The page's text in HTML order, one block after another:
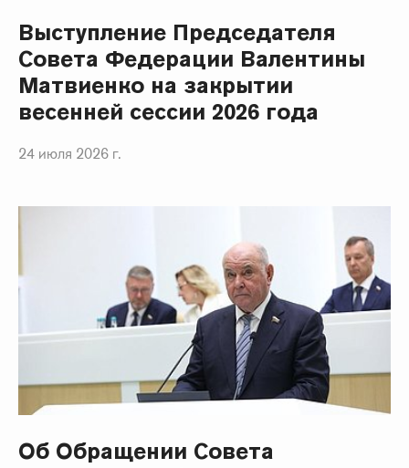
Выступление Председателя
Совета Федерации Валентины
Матвиенко на закрытии
весенней сессии 2026 года
24 июля 2026 г.
Об Обращении Совета